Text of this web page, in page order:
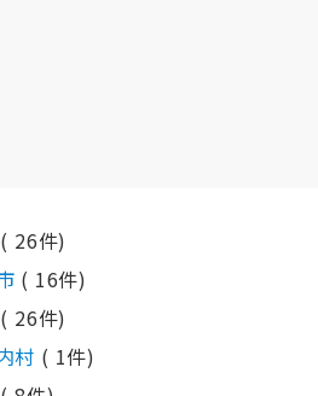
( 26件)
( 16件)
( 26件)
村 ( 1件)